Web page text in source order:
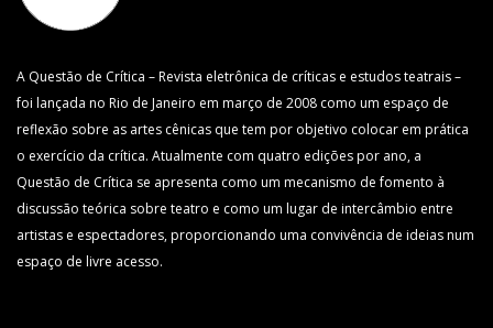
A Questão de Crítica – Revista eletrônica de críticas e estudos teatrais –
foi lançada no Rio de Janeiro em março de 2008 como um espaço de
reflexão sobre as artes cênicas que tem por objetivo colocar em prática
o exercício da crítica. Atualmente com quatro edições por ano, a
Questão de Crítica se apresenta como um mecanismo de fomento à
discussão teórica sobre teatro e como um lugar de intercâmbio entre
artistas e espectadores, proporcionando uma convivência de ideias num
espaço de livre acesso.